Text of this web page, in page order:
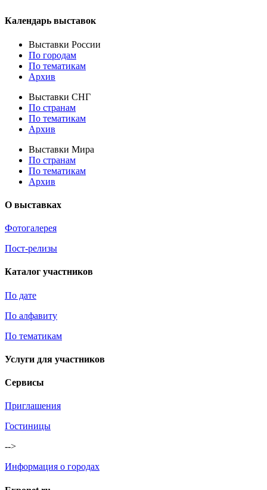
Календарь выставок
Выставки России
По городам
По тематикам
Архив
Выставки СНГ
По странам
По тематикам
Архив
Выставки Мира
По странам
По тематикам
Архив
О выставках
Фотогалерея
Пост-релизы
Каталог участников
По дате
По алфавиту
По тематикам
Услуги для участников
Сервисы
Приглашения
Гостиницы
-->
Информация о городах